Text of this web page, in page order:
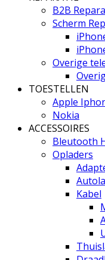
B2B
Scherm
Overige
TOESTELLEN
Apple
Nokia
ACCESSOIRES
Bleutooth
Opladers
Kabel